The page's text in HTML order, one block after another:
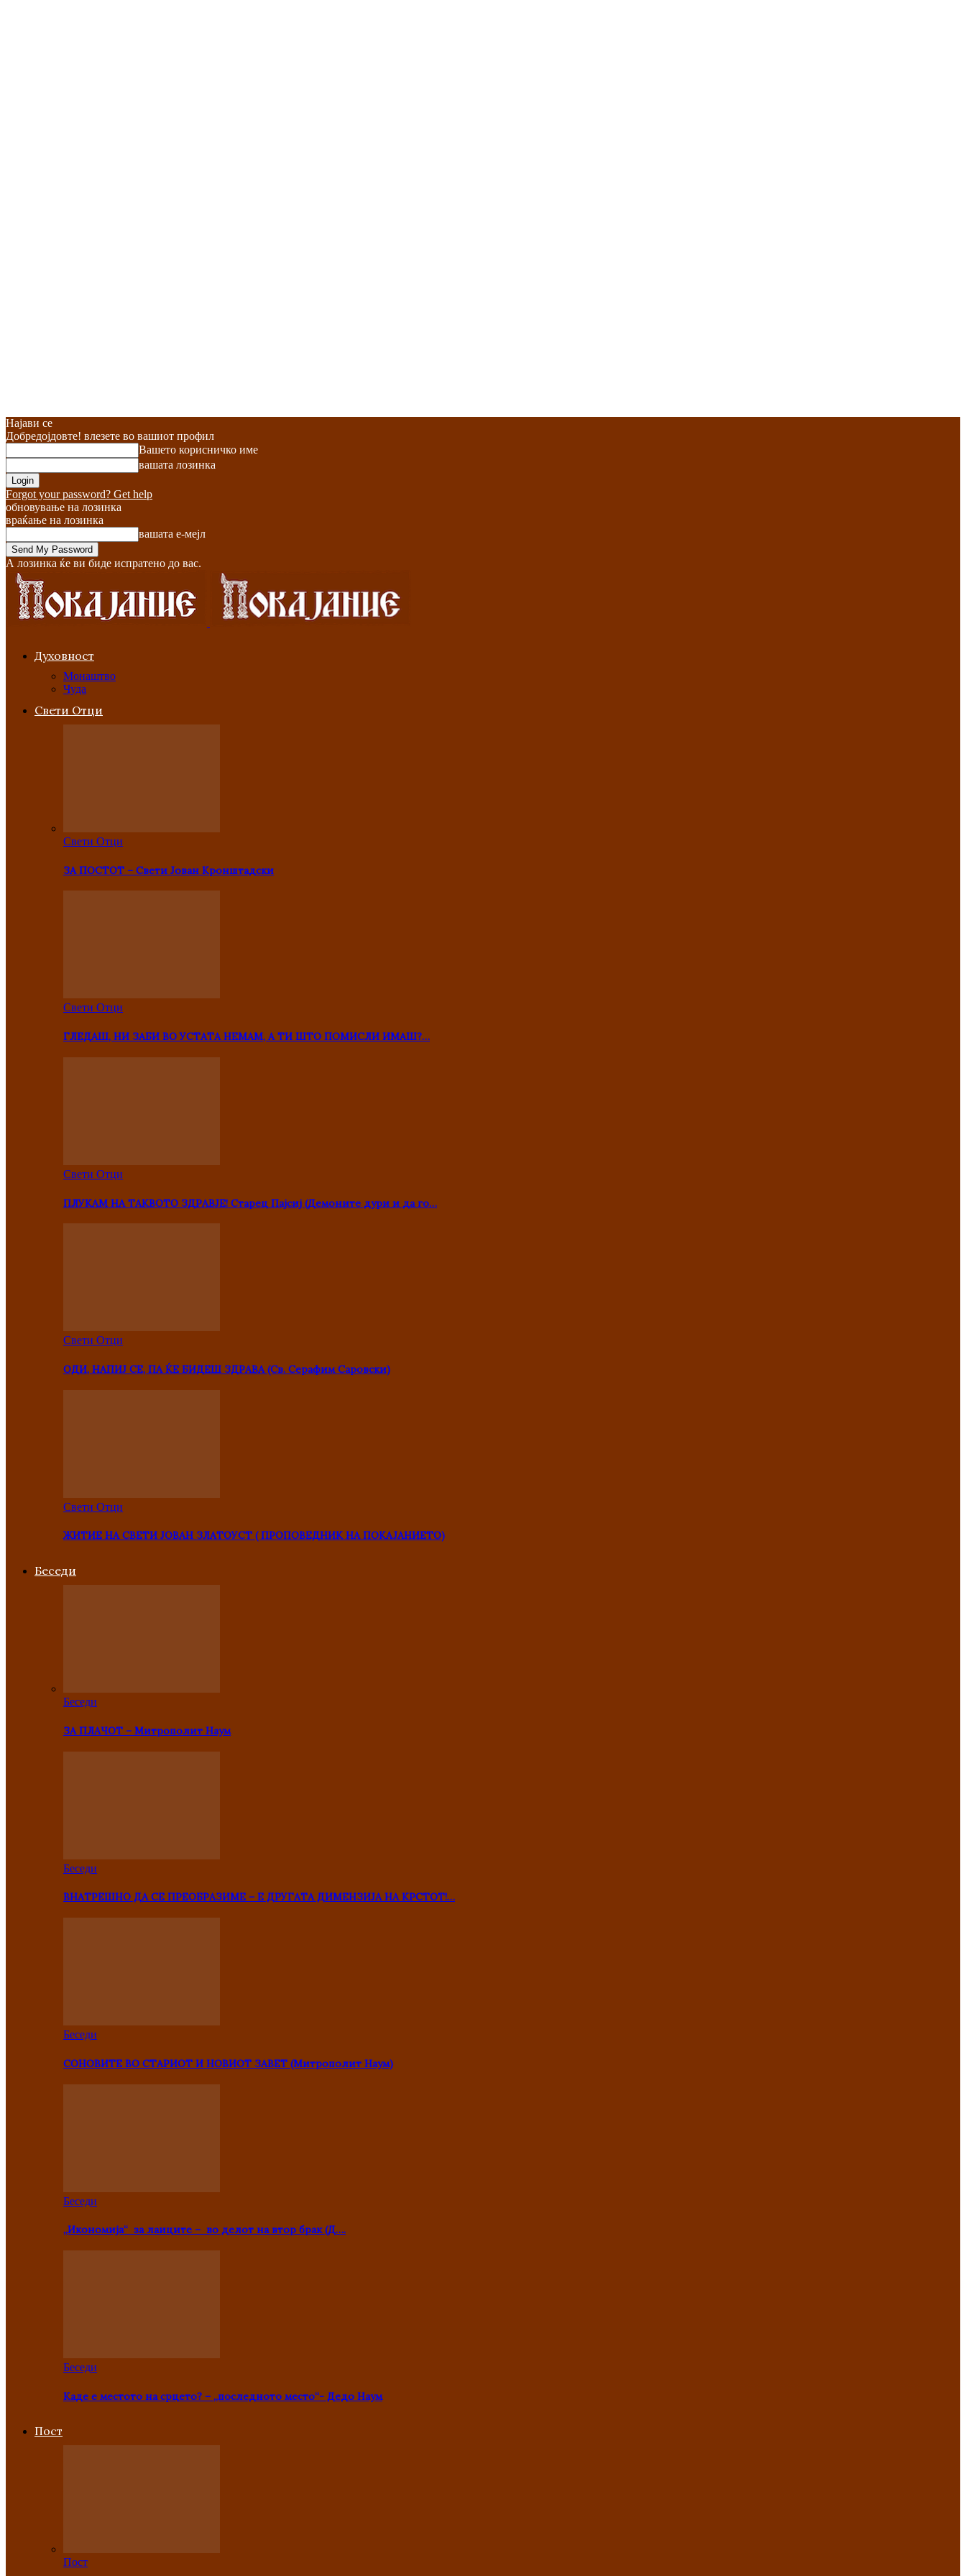
Најави се
Добредојдовте! влезете во вашиот профил
Вашето корисничко име
вашата лозинка
Forgot your password? Get help
обновување на лозинка
враќање на лозинка
вашата е-мејл
А лозинка ќе ви биде испратено до вас.
Духовност
Монаштво
Чуда
Свети Отци
Свети Отци
ЗА ПОСТОТ – Свети Јован Кронштадски
Свети Отци
ГЛЕДАШ, НИ ЗАБИ ВО УСТАТА НЕМАМ, А ТИ ШТО ПОМИСЛИ ИМАШ?…
Свети Отци
ПЛУКАМ НА ТАКВОТО ЗДРАВЈЕ! Старец Пајсиј (Демоните дури и да го…
Свети Отци
ОДИ, НАПИЈ СЕ, ПА ЌЕ БИДЕШ ЗДРАВА (Св. Серафим Саровски)
Свети Отци
ЖИТИЕ НА СВЕТИ ЈОВАН ЗЛАТОУСТ ( ПРОПОВЕДНИК НА ПОКАЈАНИЕТО)
Беседи
Беседи
ЗА ПЛАЧОТ – Митрополит Наум
Беседи
ВНАТРЕШНО ДА СЕ ПРЕОБРАЗИМЕ – Е ДРУГАТА ДИМЕНЗИЈА НА КРСТОТ!…
Беседи
СОНОВИТЕ ВО СТАРИОТ И НОВИОТ ЗАВЕТ (Митрополит Наум)
Беседи
„Икономија“ за лаиците – во делот на втор брак (Д….
Беседи
Каде е местото на срцето? – „последното место“- Дедо Наум
Пост
Пост